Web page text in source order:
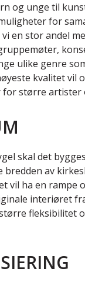
og unge til
for
en stor andel
ulike genre
kvalitet
større artister
skal det
bredden av
vil ha en
interiøret
fleksibilitet